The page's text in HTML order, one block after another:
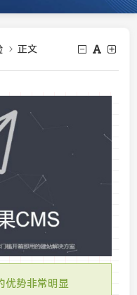
正文
优势非常明显